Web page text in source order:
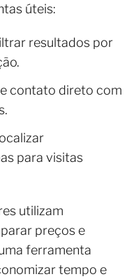
úteis:
resultados por
contato direto com
para visitas
utilizam
preços e
ferramenta
tempo e